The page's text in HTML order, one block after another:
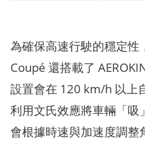
為確保高速行駛的穩定
Coupé 還搭載了
設置會在 120 km/h 以上
利用文氏效應將車輛「
會根據時速與加速度調